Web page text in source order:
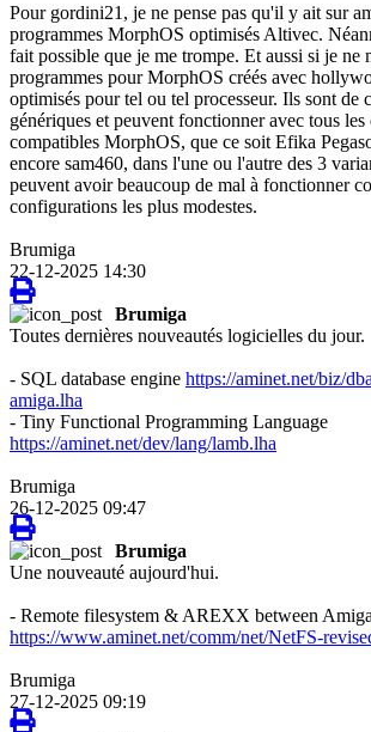
Pour gordini21, je ne pense pas qu'il y ait sur
programmes MorphOS optimisés Altivec.
fait possible que je me trompe. Et aussi si je ne
programmes pour MorphOS créés avec
optimisés pour tel ou tel processeur. Ils sont de
génériques et peuvent fonctionner avec tous les
compatibles MorphOS, que ce soit Efika
encore sam460, dans l'une ou l'autre des 3
peuvent avoir beaucoup de mal à fonctionner
configurations les plus modestes.
Brumiga
22-12-2025 14:30
Brumiga
Toutes dernières nouveautés logicielles du jour.
- SQL database engine https://aminet.net/biz/
amiga.lha
- Tiny Functional Programming Language
https://aminet.net/dev/lang/lamb.lha
Brumiga
26-12-2025 09:47
Brumiga
Une nouveauté aujourd'hui.
- Remote filesystem & AREXX between
https://www.aminet.net/comm/net/NetFS-
Brumiga
27-12-2025 09:19